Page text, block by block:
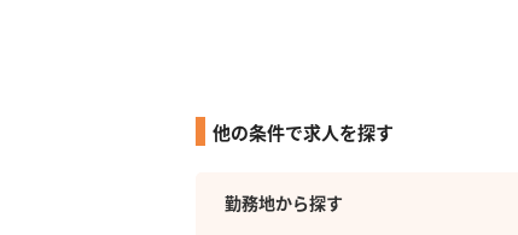
他の条件で求人を探す
勤務地から探す